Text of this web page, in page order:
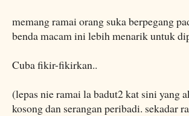
memang ramai orang suka berpegang
benda macam ini lebih menarik untuk
Cuba fikir-fikirkan..
(lepas nie ramai la badut2 kat sini yang
kosong dan serangan peribadi. sekadar